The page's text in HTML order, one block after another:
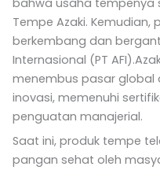
Tempe Azaki. Kemudian,
berkembang dan
Internasional (PT
menembus pasar global
inovasi, memenuhi
penguatan manajerial.
Saat ini, produk tempe
pangan sehat oleh